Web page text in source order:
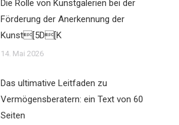
Die Rolle von Kunstgalerien bei der
Förderung der Anerkennung der
Kunst[5D[K
14. Mai 2026
Das ultimative Leitfaden zu
Vermögensberatern: ein Text von 60
Seiten